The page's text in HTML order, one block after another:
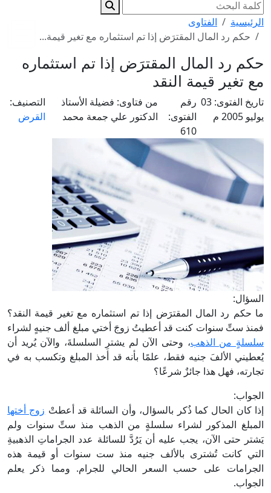
الرئيسية
الفتاوى
حكم رد المال المقترَض إذا تم استثماره مع تغير قيمة...
حكم رد المال المقترَض إذا تم استثماره
مع تغير قيمة النقد
تاريخ الفتوى: 03
يوليو 2005 م
رقم
الفتوى:
610
من فتاوى: فضيلة الأستاذ
الدكتور علي جمعة محمد
التصنيف:
القرض
السؤال:
ما حكم رد المال المقترَض إذا تم استثماره مع تغير قيمة النقد؟
فمنذ ستِّ سنوات كنت قد أعطيتُ زوجَ أختي مبلغ ألف جنيهٍ لشراء
سلسلةٍ من الذهب، وحتى الآن لم يشترِ السلسلةَ، والآن يُريد أن
يُعطيني الألفَ جنيه فقط، علمًا بأنه قد أخذ المبلغ وتكسب به في
تجارته، فهل هذا جائزٌ شرعًا؟
الجواب:
إذا كان الحال كما ذُكر بالسؤال، وأن السائلة قد أعطتْ زوج أختها
المبلغ المذكور لشراء سلسلةٍ من الذهب منذ ستِّ سنوات ولم
يَشتر حتى الآن، يجب عليه أن يَرُدَّ للسائلة عدد الجراماتِ الذهبيةِ
التي كانت تُشترى بالألف جنيه منذ ست سنوات أو قيمة هذه
الجرامات على حسب السعر الحالي للجرام. ومما ذكر يعلم
الجواب.